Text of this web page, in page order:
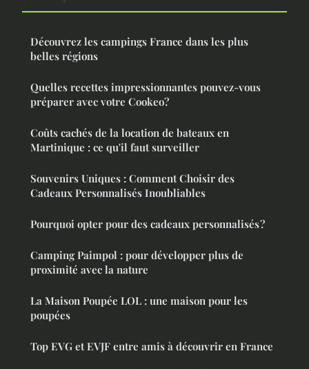
Découvrez les campings France dans les plus
belles régions
Quelles recettes impressionnantes pouvez-vous
préparer avec votre Cookeo?
Coûts cachés de la location de bateaux en
Martinique : ce qu'il faut surveiller
Souvenirs Uniques : Comment Choisir des
Cadeaux Personnalisés Inoubliables
Pourquoi opter pour des cadeaux personnalisés ?
Camping Paimpol : pour développer plus de
proximité avec la nature
La Maison Poupée LOL : une maison pour les
poupées
Top EVG et EVJF entre amis à découvrir en France